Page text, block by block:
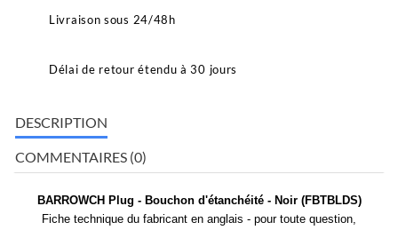
Livraison sous 24/48h
Délai de retour étendu à 30 jours
DESCRIPTION
COMMENTAIRES (0)
BARROWCH Plug - Bouchon d'étanchéité - Noir (FBTBLDS)
Fiche technique du fabricant en anglais - pour toute question,